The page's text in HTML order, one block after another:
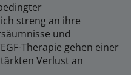
streng an ihre
und
Therapie gehen einer
Verlust an